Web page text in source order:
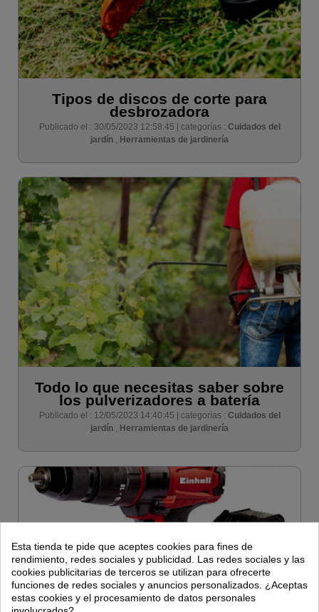
Tipos de discos de corte para
desbrozadora
Publicado el : 30/05/2023 12:58:45 | categorías : Cuidados del
jardín
Herramientas de jardinería
Todo lo que necesitas saber sobre
los pulverizadores a batería
Publicado el : 12/05/2023 14:40:45 | categorías : Cuidados del
jardín
Herramientas de jardinería
Esta tienda te pide que aceptes cookies para fines de
rendimiento, redes sociales y publicidad. Las redes sociales y las
cookies publicitarias de terceros se utilizan para ofrecerte
funciones de redes sociales y anuncios personalizados. ¿Aceptas
estas cookies y el procesamiento de datos personales